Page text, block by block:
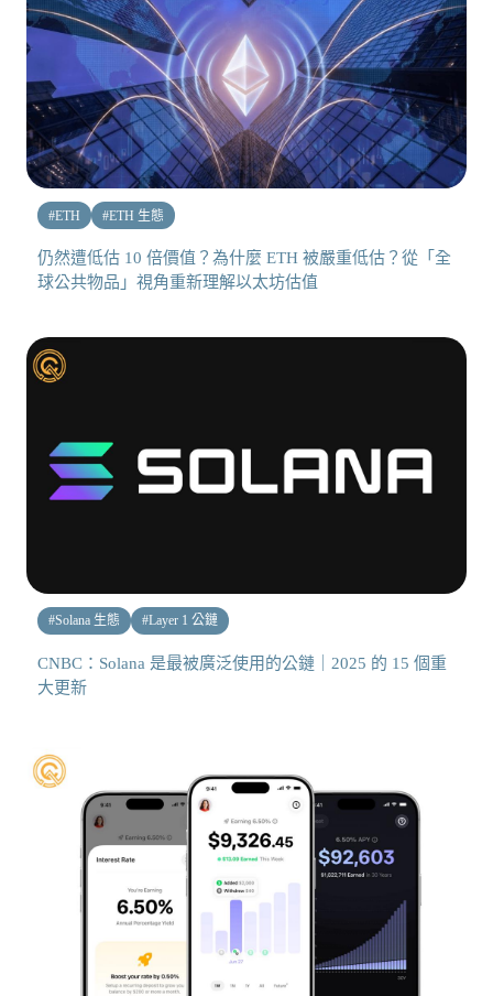
#ETH #ETH 生態
仍然遭低估 10 倍價值？為什麼 ETH 被嚴重低估？從「全
球公共物品」視角重新理解以太坊估值
#Solana 生態 #Layer 1 公鏈
CNBC：Solana 是最被廣泛使用的公鏈｜2025 的 15 個重
大更新